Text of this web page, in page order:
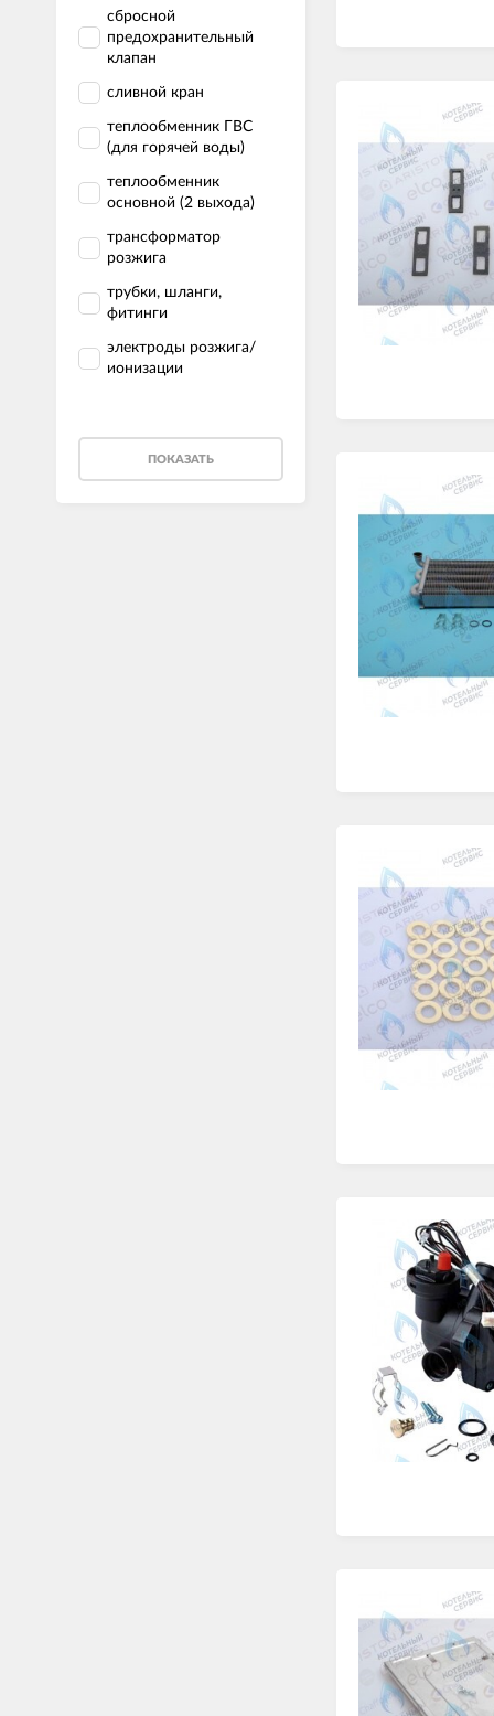
сбросной
предохранительный
клапан
сливной кран
теплообменник ГВС
(для горячей воды)
теплообменник
основной (2 выхода)
трансформатор
розжига
трубки, шланги,
фитинги
электроды розжига/
ионизации
ПОКАЗАТЬ